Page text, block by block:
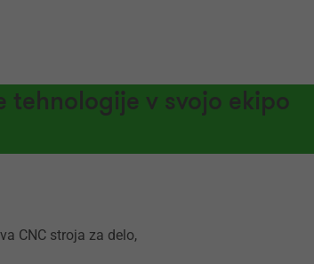
v svojo ekipo
CNC stroja za delo,